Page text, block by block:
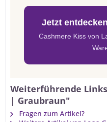
Jetzt
Cashmere Kiss von
Weiterführende
| Graubraun"
Fragen zum Artikel?